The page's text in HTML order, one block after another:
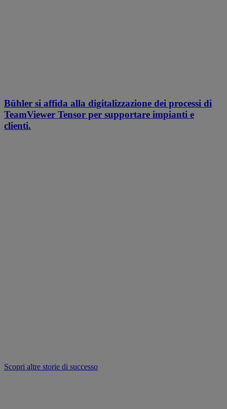
Bühler si affida alla digitalizzazione dei processi di
TeamViewer Tensor per supportare impianti e
clienti.
Scopri altre storie di successo